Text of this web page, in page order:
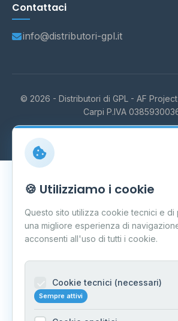
Contattaci
info@distributori-gpl.it
© 2026 - Distributori di GPL - AF
Carpi P.IVA
Dati forniti daMinistero delle Imprese
🍪 Utilizziamo i cookie
Questo sito utilizza cookie tecnici e
una migliore esperienza di
acconsenti all'uso di tutti i cookie.
Cookie tecnici (necessari)
Sempre attivi